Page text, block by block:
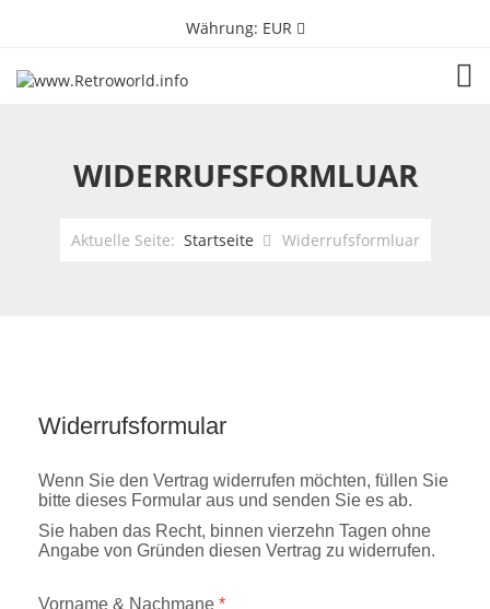
Währung: EUR
WIDERRUFSFORMLUAR
Aktuelle Seite: Startseite Widerrufsformluar
Widerrufsformular
Wenn Sie den Vertrag widerrufen möchten, füllen Sie
bitte dieses Formular aus und senden Sie es ab.
Sie haben das Recht, binnen vierzehn Tagen ohne
Angabe von Gründen diesen Vertrag zu widerrufen.
Vorname & Nachmane *